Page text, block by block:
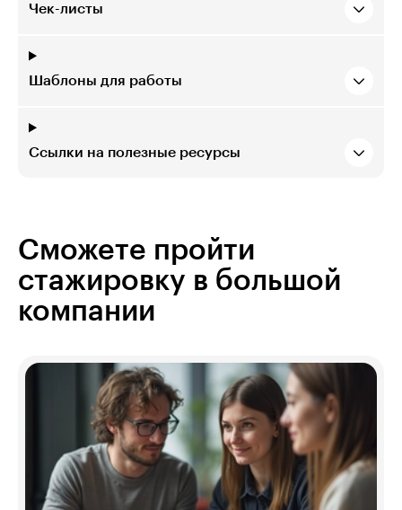
Чек-листы
Шаблоны для работы
Ссылки на полезные ресурсы
Сможете пройти
стажировку в большой
компании